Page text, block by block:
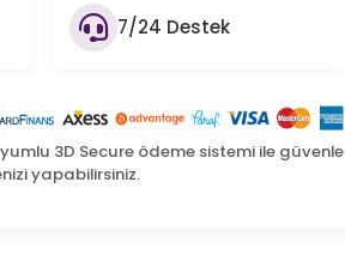
7/24 Destek
3D Secure ödeme sistemi ile güvenle
yapabilirsiniz.